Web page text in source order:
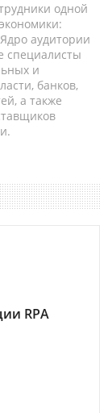
одной
аудитории
специалисты
и
банков,
а также
RPA